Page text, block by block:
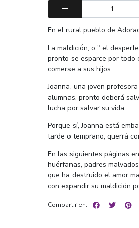
En el rural pueblo de
La maldición, o " el
pronto se esparce por todo
comerse a sus hijos.
Joanna, una joven
alumnas, pronto deberá
lucha por salvar su vida.
Porque sí, Joanna está
tarde o temprano, querrá
En las siguientes páginas
huérfanas, padres
que ha destruido el amor
con expandir su maldición
Compartir en: